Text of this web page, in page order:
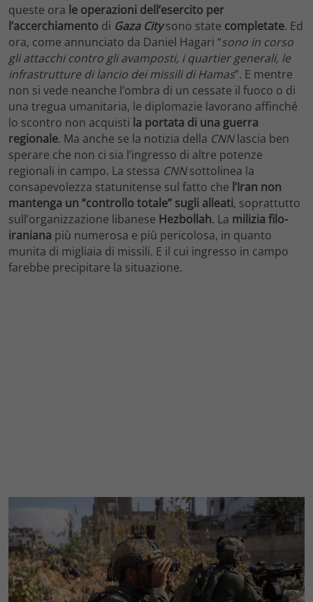
queste ora le operazioni dell’esercito per
l’accerchiamento di Gaza City sono state completate. Ed
ora, come annunciato da Daniel Hagari “sono in corso
gli attacchi contro gli avamposti, i quartier generali, le
infrastrutture di lancio dei missili di Hamas”. E mentre
non si vede neanche l’ombra di un cessate il fuoco o di
una tregua umanitaria, le diplomazie lavorano affinché
lo scontro non acquisti la portata di una guerra
regionale. Ma anche se la notizia della CNNlascia ben
sperare che non ci sia l’ingresso di altre potenze
regionali in campo. La stessa CNNsottolinea la
consapevolezza statunitense sul fatto che l’Iran non
mantenga un “controllo totale” sugli alleati, soprattutto
sull’organizzazione libanese Hezbollah. La milizia filo-
iraniana più numerosa e più pericolosa, in quanto
munita di migliaia di missili. E il cui ingresso in campo
farebbe precipitare la situazione.